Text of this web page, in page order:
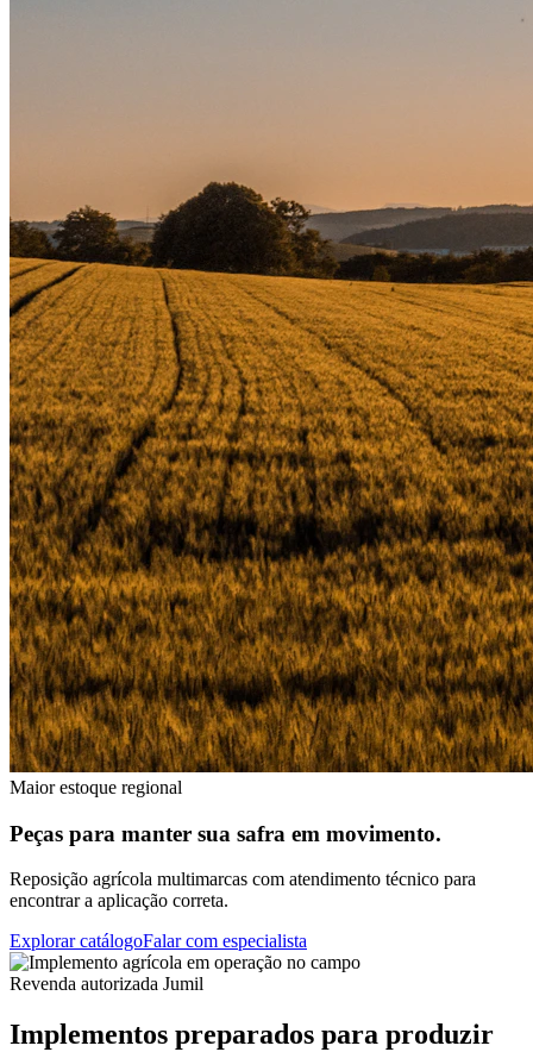
Maior estoque regional
Peças para manter sua safra em movimento.
Reposição agrícola multimarcas com atendimento técnico para
encontrar a aplicação correta.
Explorar catálogoFalar com especialista
Revenda autorizada Jumil
Implementos preparados para produzir